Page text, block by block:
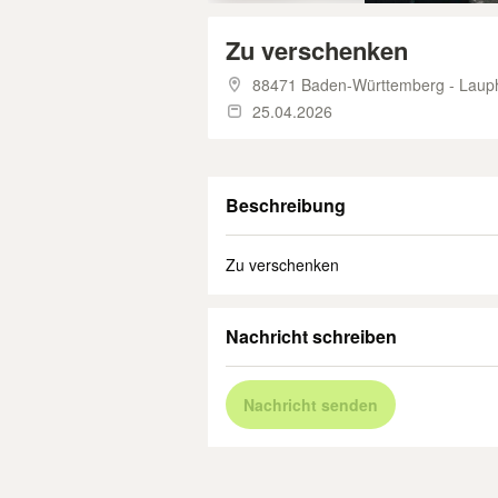
Zu verschenken
88471 Baden-Württemberg -
25.04.2026
Beschreibung
Zu verschenken
Nachricht schreiben
Nachricht senden